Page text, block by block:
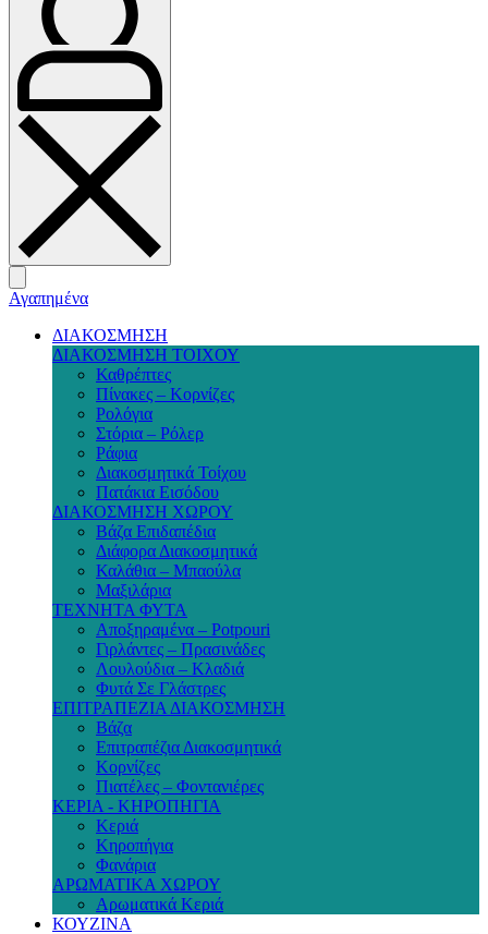
Αγαπημένα
ΔΙΑΚΟΣΜΗΣΗ
ΔΙΑΚΟΣΜΗΣΗ ΤΟΙΧΟΥ
Καθρέπτες
Πίνακες – Κορνίζες
Ρολόγια
Στόρια – Ρόλερ
Ράφια
Διακοσμητικά Τοίχου
Πατάκια Εισόδου
ΔΙΑΚΟΣΜΗΣΗ ΧΩΡΟΥ
Βάζα Επιδαπέδια
Διάφορα Διακοσμητικά
Καλάθια – Μπαούλα
Μαξιλάρια
ΤΕΧΝΗΤΑ ΦΥΤΑ
Αποξηραμένα – Potpouri
Γιρλάντες – Πρασινάδες
Λουλούδια – Κλαδιά
Φυτά Σε Γλάστρες
ΕΠΙΤΡΑΠΕΖΙΑ ΔΙΑΚΟΣΜΗΣΗ
Βάζα
Επιτραπέζια Διακοσμητικά
Κορνίζες
Πιατέλες – Φοντανιέρες
ΚΕΡΙΑ - ΚΗΡΟΠΗΓΙΑ
Κεριά
Κηροπήγια
Φανάρια
ΑΡΩΜΑΤΙΚΑ ΧΩΡΟΥ
Αρωματικά Κεριά
ΚΟΥΖΙΝΑ